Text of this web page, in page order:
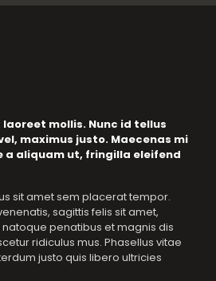
mollis. Nunc id tellus
maximus justo. Maecenas mi
a aliquam ut, fringilla eleifend
sit amet sem placerat tempor.
sagittis felis sit amet,
natoque penatibus et magnis dis
ridiculus mus. Phasellus vitae
justo quis libero ultricies